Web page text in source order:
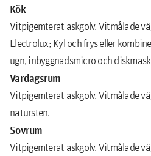
Kök
Vitpigemterat askgolv. Vitmålade
Electrolux; Kyl och frys eller
ugn, inbyggnadsmicro och
Vardagsrum
Vitpigemterat askgolv. Vitmålade
natursten.
Sovrum
Vitpigemterat askgolv. Vitmålade